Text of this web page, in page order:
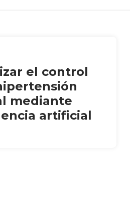
el control
mediante
artificial